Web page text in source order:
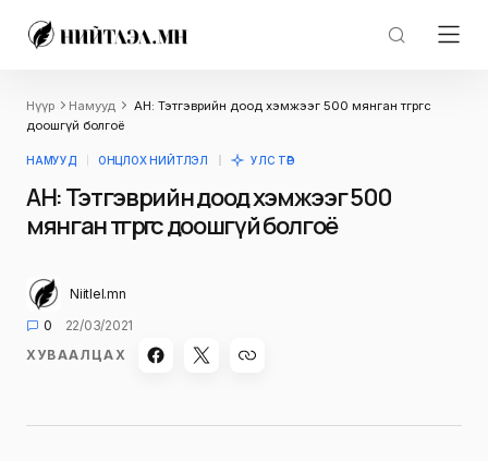
Нүүр Намууд
АН: Тэтгэврийн доод хэмжээг 500 мянган төгрөгөөс
доошгүй болгоё
НАМУУД ОНЦЛОХ НИЙТЛЭЛ УЛС ТӨР
АН: Тэтгэврийн доод хэмжээг 500
мянган төгрөгөөс доошгүй болгоё
Niitlel.mn
0
22/03/2021
ХУВААЛЦАХ